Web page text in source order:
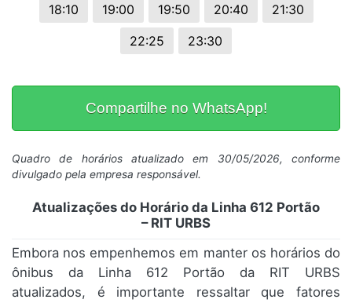
18:10
19:00 19:50 20:40
21:30
22:25
23:30
Compartilhe no WhatsApp!
Quadro de horários atualizado em 30/05/2026, conforme
divulgado pela empresa responsável.
Atualizações do Horário da Linha 612 Portão
– RIT URBS
Embora nos empenhemos em manter os horários do
ônibus da Linha 612 Portão da RIT URBS
atualizados, é importante ressaltar que fatores